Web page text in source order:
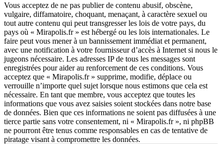
Vous acceptez de ne pas publier de contenu abusif, obscène,
vulgaire, diffamatoire, choquant, menaçant, à caractère sexuel ou
tout autre contenu qui peut transgresser les lois de votre pays, du
pays où « Mirapolis.fr » est hébergé ou les lois internationales. Le
faire peut vous mener à un bannissement immédiat et permanent,
avec une notification à votre fournisseur d’accès à Internet si nous le
jugeons nécessaire. Les adresses IP de tous les messages sont
enregistrées pour aider au renforcement de ces conditions. Vous
acceptez que « Mirapolis.fr » supprime, modifie, déplace ou
verrouille n’importe quel sujet lorsque nous estimons que cela est
nécessaire. En tant que membre, vous acceptez que toutes les
informations que vous avez saisies soient stockées dans notre base
de données. Bien que ces informations ne soient pas diffusées à une
tierce partie sans votre consentement, ni « Mirapolis.fr », ni phpBB
ne pourront être tenus comme responsables en cas de tentative de
piratage visant à compromettre les données.